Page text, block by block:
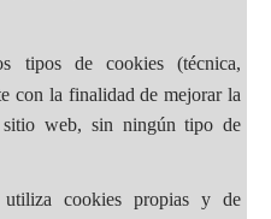
tipos de cookies (técnica,
con la finalidad de mejorar la
web, sin ningún tipo de
utiliza cookies propias y de